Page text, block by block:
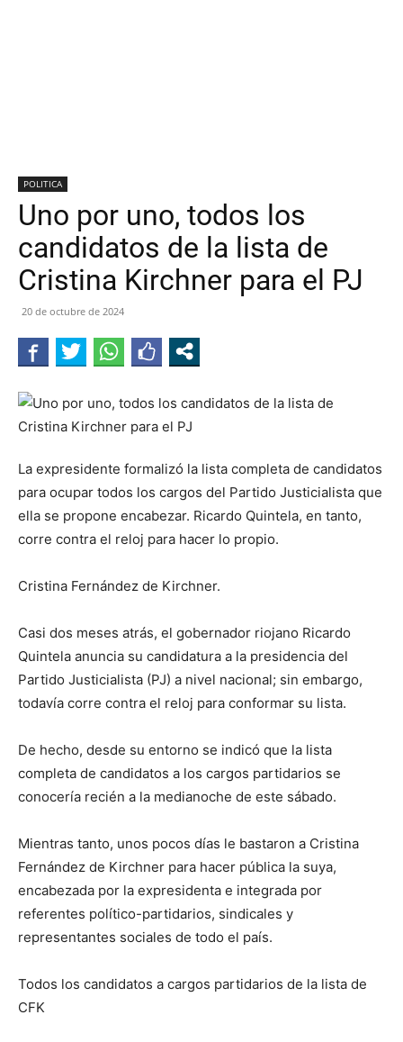
POLITICA
Uno por uno, todos los
candidatos de la lista de
Cristina Kirchner para el PJ
20 de octubre de 2024
La expresidente formalizó la lista completa de candidatos
para ocupar todos los cargos del Partido Justicialista que
ella se propone encabezar. Ricardo Quintela, en tanto,
corre contra el reloj para hacer lo propio.
Cristina Fernández de Kirchner.
Casi dos meses atrás, el gobernador riojano Ricardo
Quintela anuncia su candidatura a la presidencia del
Partido Justicialista (PJ) a nivel nacional; sin embargo,
todavía corre contra el reloj para conformar su lista.
De hecho, desde su entorno se indicó que la lista
completa de candidatos a los cargos partidarios se
conocería recién a la medianoche de este sábado.
Mientras tanto, unos pocos días le bastaron a Cristina
Fernández de Kirchner para hacer pública la suya,
encabezada por la expresidenta e integrada por
referentes político-partidarios, sindicales y
representantes sociales de todo el país.
Todos los candidatos a cargos partidarios de la lista de
CFK